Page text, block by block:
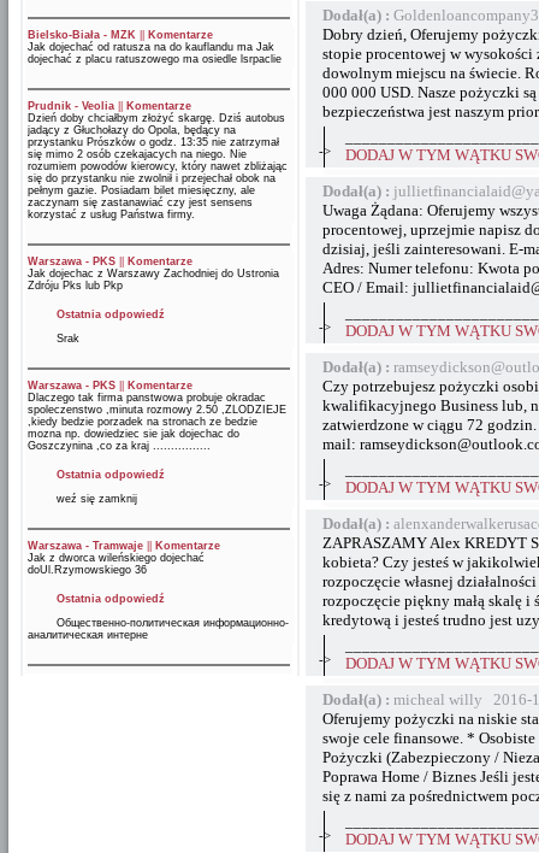
Bielsko-Biała - MZK
Komentarze
Jak dojechać od ratusza na do kauflandu ma Jak
dojechać z placu ratuszowego ma osiedle lsrpaclie
Prudnik - Veolia
Komentarze
Dzień doby chciałbym złożyć skargę. Dziś autobus
jadący z Głuchołazy do Opola, będący na
przystanku Prószków o godz. 13:35 nie zatrzymał
się mimo 2 osób czekajacych na niego. Nie
rozumiem powodów kierowcy, który nawet zbliżając
się do przystanku nie zwolnił i przejechał obok na
pełnym gazie. Posiadam bilet miesięczny, ale
zaczynam się zastanawiać czy jest sensens
korzystać z usług Państwa firmy.
Warszawa - PKS
Komentarze
Jak dojechac z Warszawy Zachodniej do Ustronia
Zdróju Pks lub Pkp
Ostatnia odpowiedź
Srak
Warszawa - PKS
Komentarze
Dlaczego tak firma panstwowa probuje okradac
spoleczenstwo ,minuta rozmowy 2.50 ,ZLODZIEJE
,kiedy bedzie porzadek na stronach ze bedzie
mozna np. dowiedziec sie jak dojechac do
Goszczynina ,co za kraj ................
Ostatnia odpowiedź
weź się zamknij
Warszawa - Tramwaje
Komentarze
Jak z dworca wileńskiego dojechać
doUl.Rzymowskiego 36
Ostatnia odpowiedź
Общественно-политическая информационно-
аналитическая интерне
Dodał(a) :
Dobry dzień, Oferujemy
stopie procentowej w wysokości
dowolnym miejscu na świecie.
000 000 USD. Nasze pożyczki
bezpieczeństwa jest naszym
->
DODAJ W TYM WĄTKU
Dodał(a) :
Uwaga Żądana: Oferujemy
procentowej, uprzejmie napisz
dzisiaj, jeśli zainteresowani. E-
Adres: Numer telefonu: Kwota
CEO / Email:
->
DODAJ W TYM WĄTKU
Dodał(a) :
Czy potrzebujesz pożyczki
kwalifikacyjnego Business lub,
zatwierdzone w ciągu 72
mail:
->
DODAJ W TYM WĄTKU
Dodał(a) :
ZAPRASZAMY Alex KREDYT
kobieta? Czy jesteś w
rozpoczęcie własnej
rozpoczęcie piękny małą skalę i
kredytową i jesteś trudno jest
->
DODAJ W TYM WĄTKU
Dodał(a) : micheal willy 2016-
Oferujemy pożyczki na niskie
swoje cele finansowe. *
Pożyczki (Zabezpieczony /
Poprawa Home / Biznes Jeśli
się z nami za pośrednictwem
->
DODAJ W TYM WĄTKU